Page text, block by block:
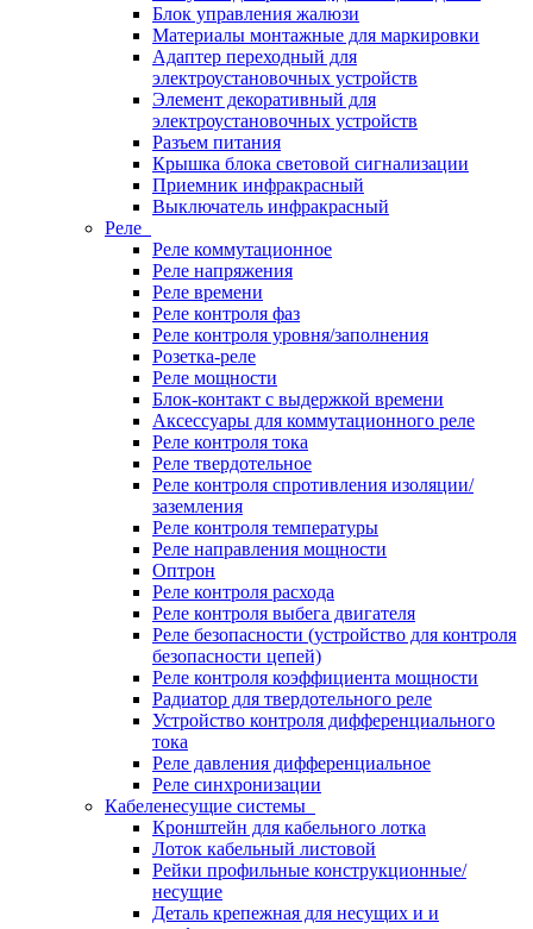
Блок управления жалюзи
Материалы монтажные для маркировки
Адаптер переходный для
электроустановочных устройств
Элемент декоративный для
электроустановочных устройств
Разъем питания
Крышка блока световой сигнализации
Приемник инфракрасный
Выключатель инфракрасный
Реле
Реле коммутационное
Реле напряжения
Реле времени
Реле контроля фаз
Реле контроля уровня/заполнения
Розетка-реле
Реле мощности
Блок-контакт с выдержкой времени
Аксессуары для коммутационного реле
Реле контроля тока
Реле твердотельное
Реле контроля спротивления изоляции/
заземления
Реле контроля температуры
Реле направления мощности
Оптрон
Реле контроля расхода
Реле контроля выбега двигателя
Реле безопасности (устройство для контроля
безопасности цепей)
Реле контроля коэффициента мощности
Радиатор для твердотельного реле
Устройство контроля дифференциального
тока
Реле давления дифференциальное
Реле синхронизации
Кабеленесущие системы
Кронштейн для кабельного лотка
Лоток кабельный листовой
Рейки профильные конструкционные/
несущие
Деталь крепежная для несущих и и